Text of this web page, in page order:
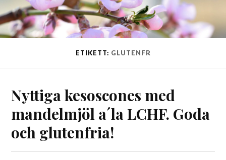
ETIKETT: GLUTENFR
Nyttiga kesoscones med
mandelmjöl a´la LCHF. Goda
och glutenfria!